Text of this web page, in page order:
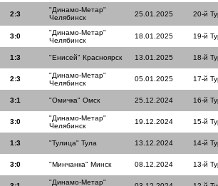
2:3
"Динамо-Метар"
Челябинск
25.01.2025 20-й
3:0
"Динамо-Метар"
Челябинск
18.01.2025 19-й
1:3 "Енисей" Красноярск 13.01.2025 18-й
2:3
"Динамо-Метар"
Челябинск
05.01.2025 17-й
3:1 "Омичка" Омск 25.12.2024 16-й
3:0
"Динамо-Метар"
Челябинск
19.12.2024 15-й
1:3 "Тулица" Тула 13.12.2024 14-й
3:0 "Минчанка" Минск 08.12.2024 13-й
"Динамо-Метар"